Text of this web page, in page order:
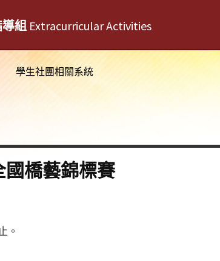
組 Extracurricular Activities
學生社團相關系統
橋藝錦標賽
。